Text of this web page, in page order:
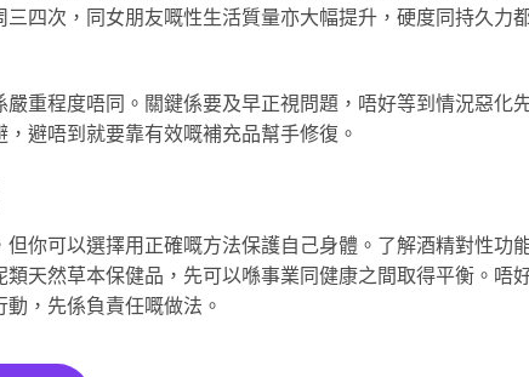
四次，同女朋友嘅性生活質量亦大幅提升，硬度同持久力
重程度唔同。關鍵係要及早正視問題，唔好等到情況惡化
避唔到就要靠有效嘅補充品幫手修復。
你可以選擇用正確嘅方法保護自己身體。了解酒精對性功
天然草本保健品，先可以喺事業同健康之間取得平衡。唔
，先係負責任嘅做法。